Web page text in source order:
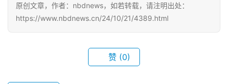
原创文章，作者：nbdnews，如若转载，请注明出处：
https://www.nbdnews.cn/24/10/21/4389.html
赞 (0)